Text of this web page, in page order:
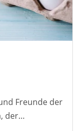
Freunde der
der…